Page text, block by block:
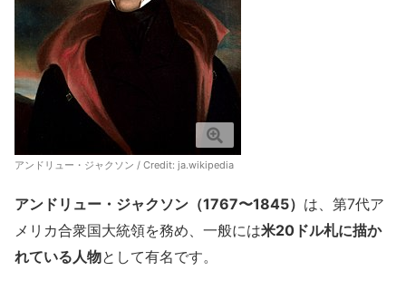
アンドリュー・ジャクソン / Credit: ja.wikipedia
アンドリュー・ジャクソン（1767〜1845） は、第7代ア
メリカ合衆国大統領を務め、一般には米20ドル札に描か
れている人物として有名です。